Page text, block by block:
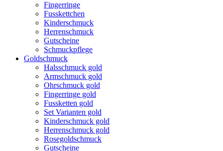
Fingerringe
Fusskettchen
Kinderschmuck
Herrenschmuck
Gutscheine
Schmuckpflege
Goldschmuck
Halsschmuck gold
Armschmuck gold
Ohrschmuck gold
Fingerringe gold
Fussketten gold
Set Varianten gold
Kinderschmuck gold
Herrenschmuck gold
Rosegoldschmuck
Gutscheine